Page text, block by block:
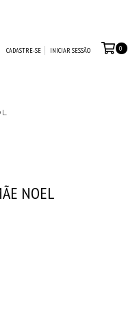
CADASTRE-SE INICIAR SESSÃO 0
NOEL